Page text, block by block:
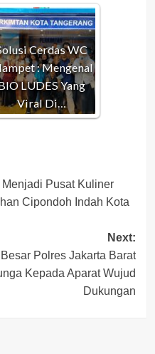
Cerdas WC
: Mengenal
LUDES Yang
Viral Di…
Pusat Kuliner
Cipondoh Indah Kota
Next:
Polres Jakarta Barat
Kepada Aparat Wujud
Dukungan